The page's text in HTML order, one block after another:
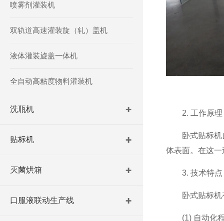
喷雾剂灌装机
双轨道高速灌装旋（轧）盖机
液体灌装旋盖一体机
全自动高粘度物料灌装机
洗瓶机
贴标机
灭菌烘箱
口服液联动生产线
2. 工作原理
卧式贴标机的
体表面。在这
3. 技术特点
卧式贴标机
(1) 自动化程